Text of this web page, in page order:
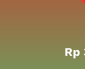
Rp